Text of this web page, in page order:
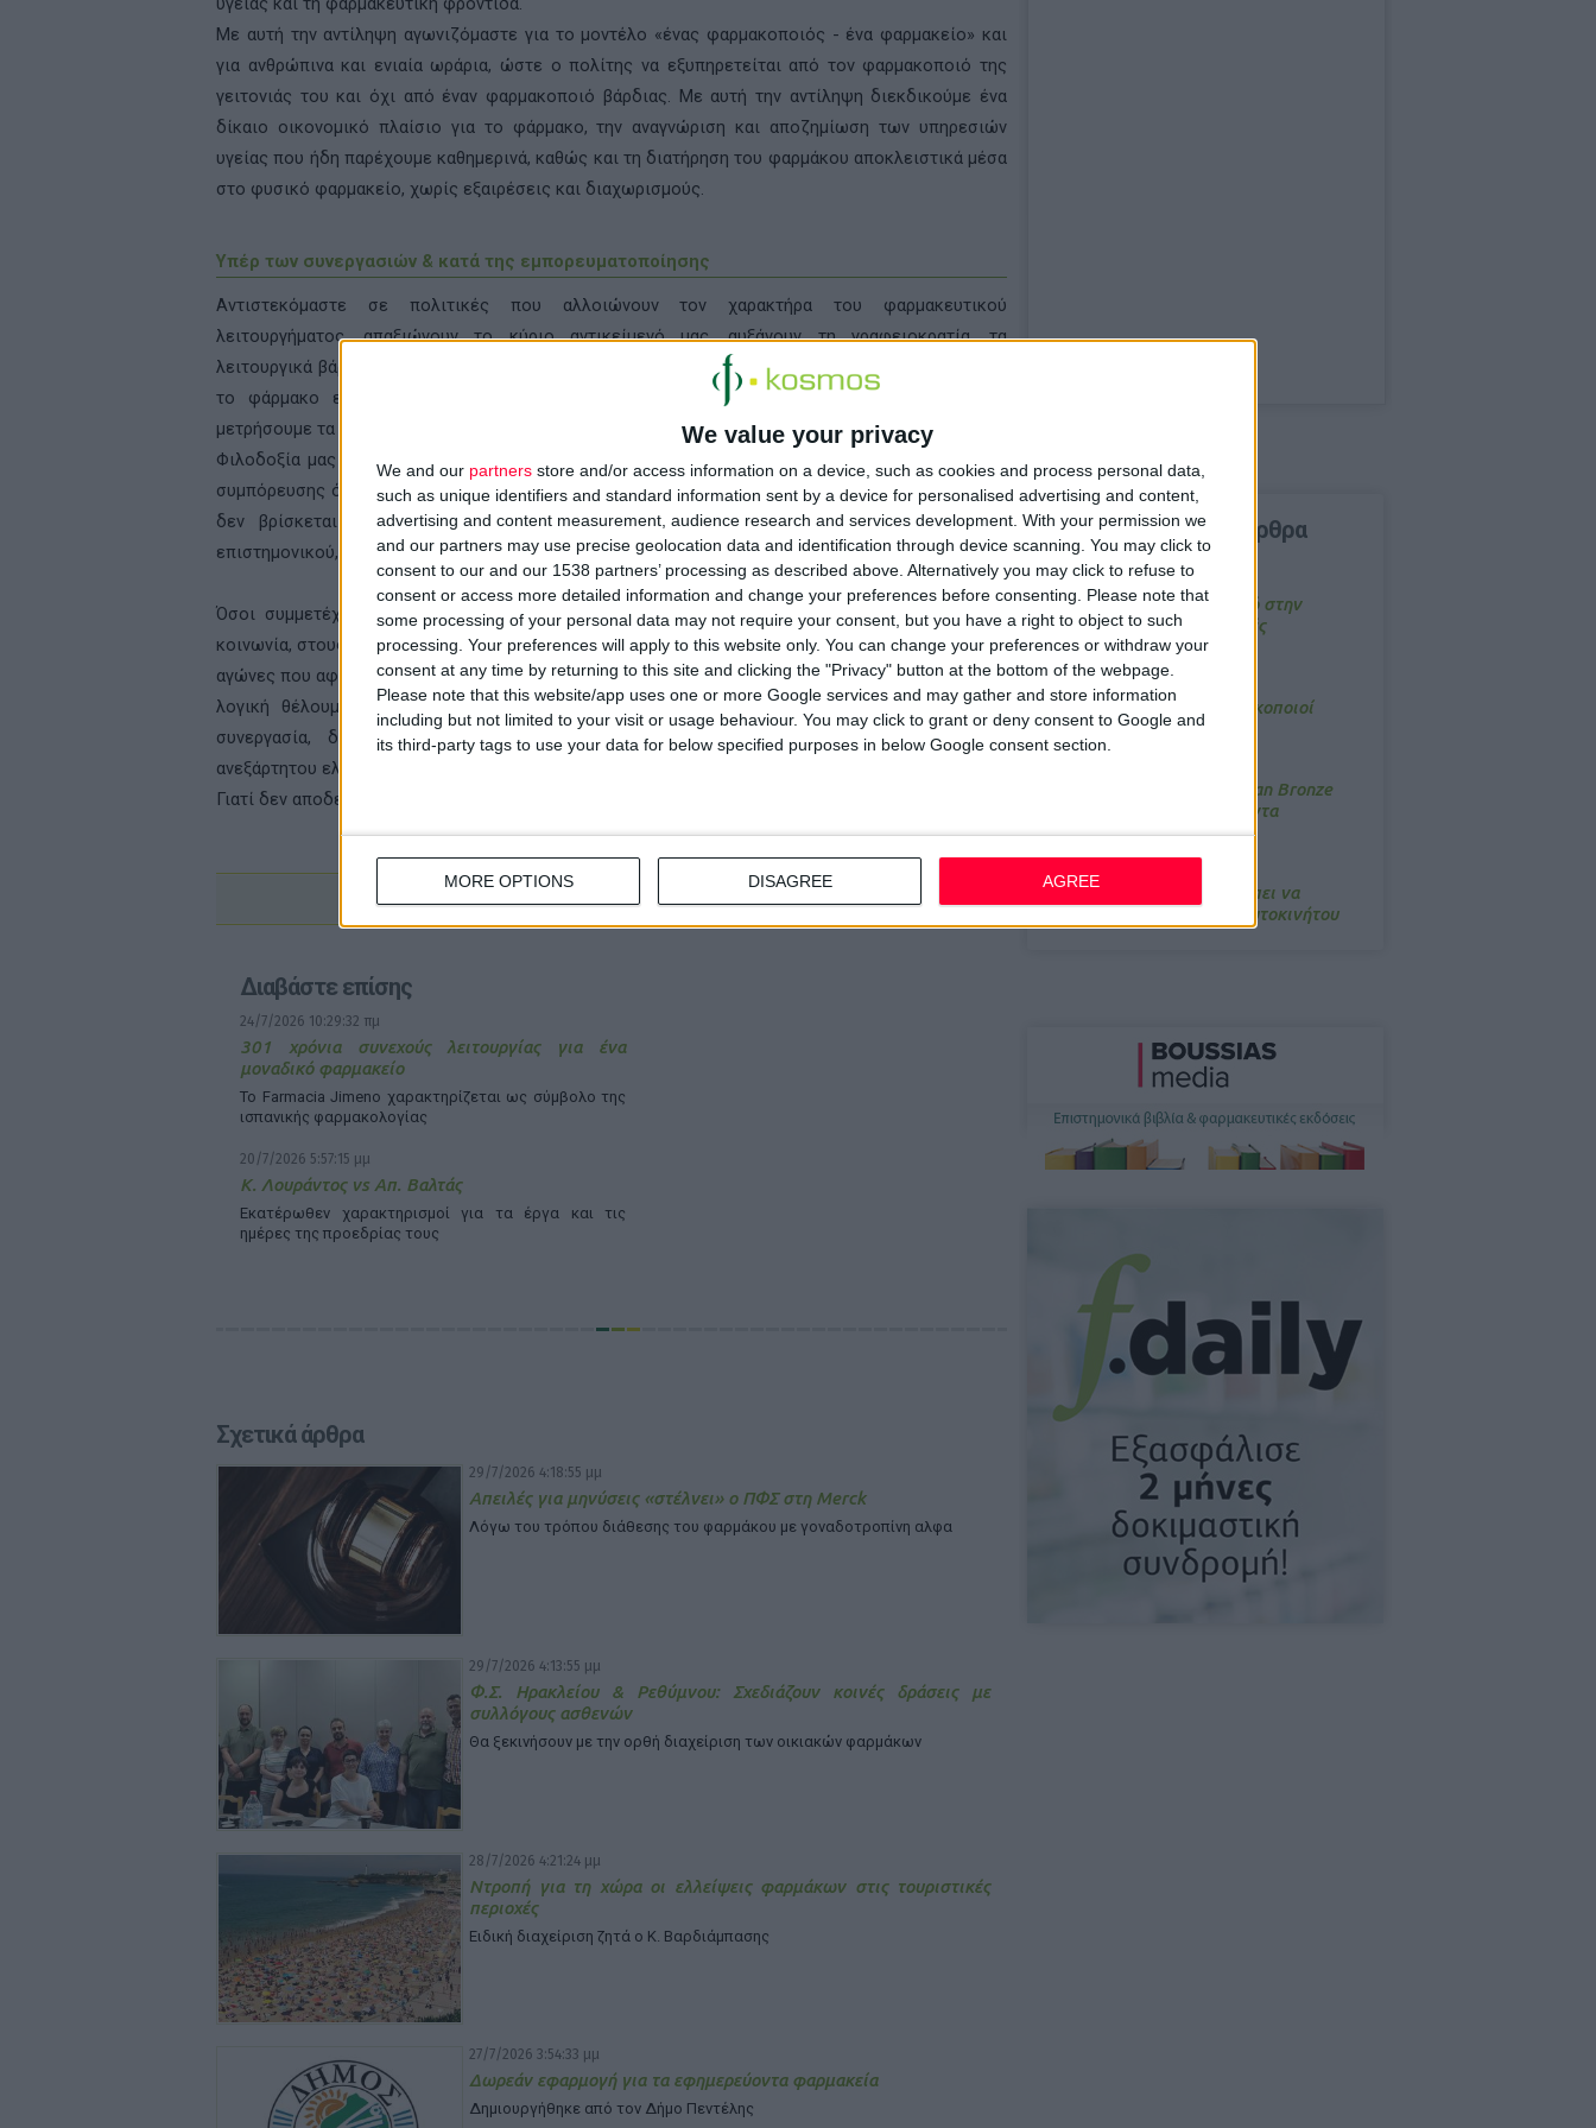
We value your privacy
We and our partners store and/or access information on a device, such as cookies and process personal data,
such as unique identifiers and standard information sent by a device for personalised advertising and content,
advertising and content measurement, audience research and services development. With your permission we
and our partners may use precise geolocation data and identification through device scanning. You may click to
consent to our and our 1538 partners’ processing as described above. Alternatively you may click to refuse to
consent or access more detailed information and change your preferences before consenting. Please note that
some processing of your personal data may not require your consent, but you have a right to object to such
processing. Your preferences will apply to this website only. You can change your preferences or withdraw your
consent at any time by returning to this site and clicking the "Privacy" button at the bottom of the webpage.
Please note that this website/app uses one or more Google services and may gather and store information
including but not limited to your visit or usage behaviour. You may click to grant or deny consent to Google and
its third-party tags to use your data for below specified purposes in below Google consent section.
MORE OPTIONS DISAGREE AGREE
δημοφιλέστερα άρθρα
7/4/2026, 17:25
Memotin: Αποτελεσματικό στην
ανακούφιση από τις εμβοές
13/3/2026, 16:05
Στα θρανία ξανά οι φαρμακοποιοί
ΚΟRRES: Η συλλογή Aegean Bronze
υποδέχεται δύο νέα προϊόντα
Ο ΕΕΣ υπενθυμίζει τι πρέπει να
περιέχει ένα φαρμακείο αυτοκινήτου
Με αυτή την αντίληψη αγωνιζόμαστε για το μοντέλο «ένας φαρμακοποιός - ένα φαρμακείο» και
για ανθρώπινα και ενιαία ωράρια, ώστε ο πολίτης να εξυπηρετείται από τον φαρμακοποιό της
γειτονιάς του και όχι από έναν φαρμακοποιό βάρδιας. Με αυτή την αντίληψη διεκδικούμε ένα
δίκαιο οικονομικό πλαίσιο για το φάρμακο, την αναγνώριση και αποζημίωση των υπηρεσιών
υγείας που ήδη παρέχουμε καθημερινά, καθώς και τη διατήρηση του φαρμάκου αποκλειστικά μέσα
στο φυσικό φαρμακείο, χωρίς εξαιρέσεις και διαχωρισμούς.
Υπέρ των συνεργασιών & κατά της εμπορευματοποίησης
Αντιστεκόμαστε σε πολιτικές που αλλοιώνουν τον χαρακτήρα του φαρμακευτικού
λειτουργήματος, απαξιώνουν το κύριο αντικείμενό μας, αυξάνουν τη γραφειοκρατία, τα
λειτουργικά βάρη και το κόστος για τα φαρμακεία και τους πολίτες. Σε πολιτικές που καθιστούν
το φάρμακο εμπόρευμα και πολλές φορές σε είδος προς εξαφάνιση. Δεν πρόκειται να
μετρήσουμε τα λόγια μας όταν υπερασπιζόμαστε αυτές τις αξίες.
Φιλοδοξία μας είναι να συμμετέχουμε στη διαμόρφωση ενός πλατιού μετώπου συνεργασίας και
συμπόρευσης όλων των δυνάμεων που αντιλαμβάνονται ότι το μέλλον του ελληνικού φαρμακείου
δεν βρίσκεται στην απορρύθμιση και την εμπορευματοποίηση, αλλά στην ενίσχυση του
επιστημονικού, κοινωνικού και υγειονομικού του ρόλου.
Όσοι συμμετέχουμε σε αυτή την προσπάθεια έχουμε αποδείξει τη διαδρομή μας δίπλα στην
κοινωνία, στους ασθενείς, στους εργαζόμενους και στους τοπικούς φορείς, σε πρωτοβουλίες και
αγώνες που αφορούσαν τόσο τη δημόσια υγεία όσο και ευρύτερα κοινωνικά ζητήματα. Με την ίδια
λογική θέλουμε να πορευτούμε και στον Πανελλήνιο Φαρμακευτικό Σύλλογο. Με ενότητα,
συνεργασία, δημοκρατικό διάλογο και ξεκάθαρο προσανατολισμό στην υπεράσπιση του
ανεξάρτητου ελληνικού φαρμακείου και του αυτοαπασχολούμενου φαρμακοποιού.
Γιατί δεν αποδεχόμαστε ένα φαρμακείο που θα επιβιώνει μόνο αν πάψει να είναι φαρμακείο.
Διαβάστε επίσης
24/7/2026 10:29:32 πμ
301 χρόνια συνεχούς λειτουργίας για ένα
μοναδικό φαρμακείο
Το Farmacia Jimeno χαρακτηρίζεται ως σύμβολο της
ισπανικής φαρμακολογίας
20/7/2026 5:57:15 μμ
Κ. Λουράντος vs Απ. Βαλτάς
Εκατέρωθεν χαρακτηρισμοί για τα έργα και τις
ημέρες της προεδρίας τους
Σχετικά άρθρα
29/7/2026 4:18:55 μμ
Απειλές για μηνύσεις «στέλνει» ο ΠΦΣ στη Merck
Λόγω του τρόπου διάθεσης του φαρμάκου με γοναδοτροπίνη αλφα
29/7/2026 4:13:55 μμ
Φ.Σ. Ηρακλείου & Ρεθύμνου: Σχεδιάζουν κοινές δράσεις με
συλλόγους ασθενών
Θα ξεκινήσουν με την ορθή διαχείριση των οικιακών φαρμάκων
28/7/2026 4:21:24 μμ
Ντροπή για τη χώρα οι ελλείψεις φαρμάκων στις τουριστικές
περιοχές
Ειδική διαχείριση ζητά ο Κ. Βαρδιάμπασης
27/7/2026 3:54:33 μμ
Δωρεάν εφαρμογή για τα εφημερεύοντα φαρμακεία
Δημιουργήθηκε από τον Δήμο Πεντέλης